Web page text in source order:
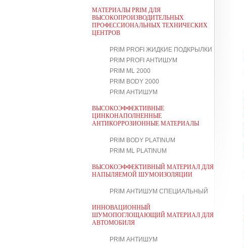
МАТЕРИАЛЫ PRIM ДЛЯ
ВЫСОКОПРОИЗВОДИТЕЛЬНЫХ
ПРОФЕССИОНАЛЬНЫХ ТЕХНИЧЕСКИХ
ЦЕНТРОВ
PRIM PROFI ЖИДКИЕ ПОДКРЫЛКИ
PRIM PROFI АНТИШУМ
PRIM ML 2000
PRIM BODY 2000
PRIM АНТИШУМ
ВЫСОКОЭФФЕКТИВНЫЕ
ЦИНКОНАПОЛНЕННЫЕ
АНТИКОРРОЗИОННЫЕ МАТЕРИАЛЫ
PRIM BODY PLATINUM
PRIM ML PLATINUM
ВЫСОКОЭФФЕКТИВНЫЙ МАТЕРИАЛ ДЛЯ
НАПЫЛЯЕМОЙ ШУМОИЗОЛЯЦИИ
PRIM АНТИШУМ СПЕЦИАЛЬНЫЙ
ИННОВАЦИОННЫЙ
ШУМОПОГЛОЩАЮЩИЙ МАТЕРИАЛ ДЛЯ
АВТОМОБИЛЯ
PRIM АНТИШУМ